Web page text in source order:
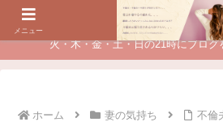
夫に不倫されたつらい経験が、あなたのチャ
火・木・金・土・日の21時にブロ
ホーム 妻の気持ち
不倫
メニュー